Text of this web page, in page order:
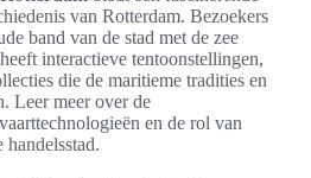
van Rotterdam. Bezoekers
band van de stad met de zee
interactieve tentoonstellingen,
die de maritieme tradities en
Leer meer over de
en de rol van